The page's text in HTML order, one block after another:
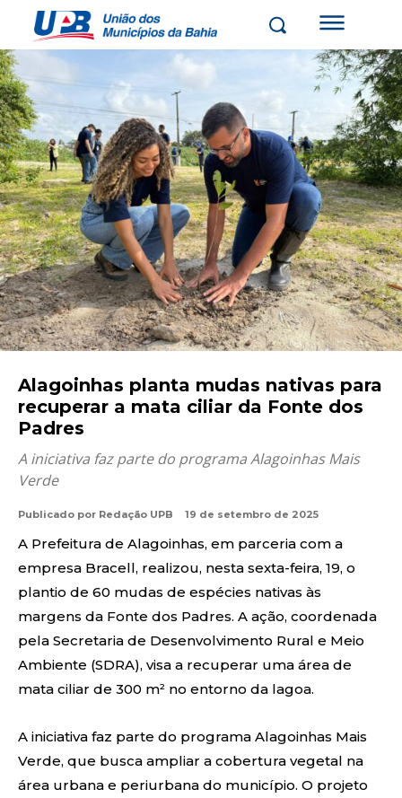
Alagoinhas planta mudas nativas para
recuperar a mata ciliar da Fonte dos
Padres
A iniciativa faz parte do programa Alagoinhas Mais
Verde
Publicado por Redação UPB 19 de setembro de 2025
A Prefeitura de Alagoinhas, em parceria com a
empresa Bracell, realizou, nesta sexta-feira, 19, o
plantio de 60 mudas de espécies nativas às
margens da Fonte dos Padres. A ação, coordenada
pela Secretaria de Desenvolvimento Rural e Meio
Ambiente (SDRA), visa a recuperar uma área de
mata ciliar de 300 m² no entorno da lagoa.
A iniciativa faz parte do programa Alagoinhas Mais
Verde, que busca ampliar a cobertura vegetal na
área urbana e periurbana do município. O projeto